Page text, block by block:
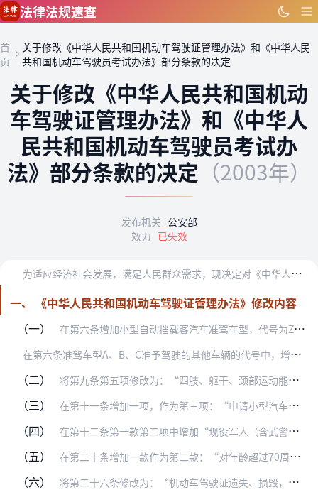
跳到主要内容
法律法规速查
首
页
关于修改《中华人民共和国机动车驾驶证管理办法》和《中华人民
共和国机动车驾驶员考试办法》部分条款的决定
关于修改《中华人民共和国机动
车驾驶证管理办法》和《中华人
民共和国机动车驾驶员考试办
法》部分条款的决定 （2003年）
发布机关 公安部
效力 已失效
为
适应经济社会发展，满足人民群众需求，现决定对《中华人民共和国机动车驾驶证管理办法》和《中华人民共和国机动车驾驶员考试办法》作如下修改：
一、 《中华人民共和国机动车驾驶证管理办法》修改内容
（一）
在第六条增加小型自动挡载客汽车准驾车型，代号为Z，只准予驾驶小型、微型自动挡载客汽车。
在
第六条准驾车型A、B、C准予驾驶的其他车辆的代号中，增加准驾车型代号Z。
（二）
将第九条第五项修改为：“四肢、躯干、颈部运动能力正常。但左下肢残疾的，可以申请小型自动挡载客汽车驾驶证。”
（三） 在第十一条增加一项，作为第三项：“申请小型汽车、小型自动挡载客汽车学习驾驶证为18至70周岁；”
（四） 在第十二条第一款第二项中增加“现役军人（含武警）应当交验军人身份证件和部队团以上证明”的规定。
（五） 在第二十条增加一款作为第二款：“对年龄超过70周岁的，注销准驾车型D、E、F、G、H、K、L、J、M、Q。”
（六） 将第二十六条修改为：“机动车驾驶证遗失、损毁，应当向原发证机关申请补领，申请时应如实申告补领原因。车辆管理所应当告知申请人如实申告的义务和法律责任，并在48小时…